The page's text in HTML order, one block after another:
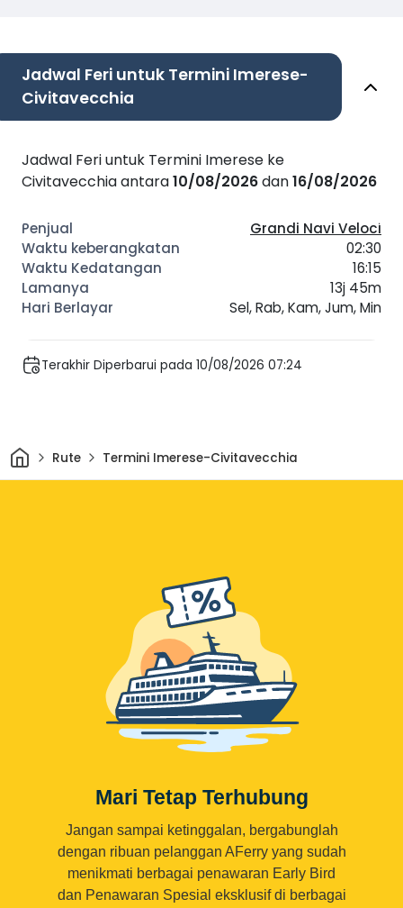
Jadwal Feri untuk Termini Imerese-
Civitavecchia
Jadwal Feri untuk Termini Imerese ke
Civitavecchia antara10/08/2026dan16/08/2026
Grandi Navi Veloci
02:30
16:15
13j 45m
Sel, Rab, Kam, Jum, Min
Terakhir Diperbarui pada 10/08/2026 07:24
Rumah
Rute Termini Imerese-Civitavecchia
Mari Tetap Terhubung
Jangan sampai ketinggalan, bergabunglah
dengan ribuan pelanggan AFerry yang sudah
menikmati berbagai penawaran Early Bird
dan Penawaran Spesial eksklusif di berbagai